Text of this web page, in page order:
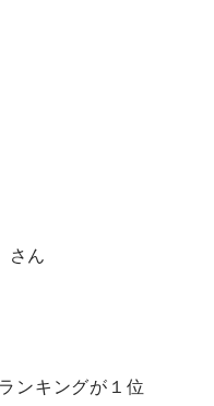
さん
ンキングが１位